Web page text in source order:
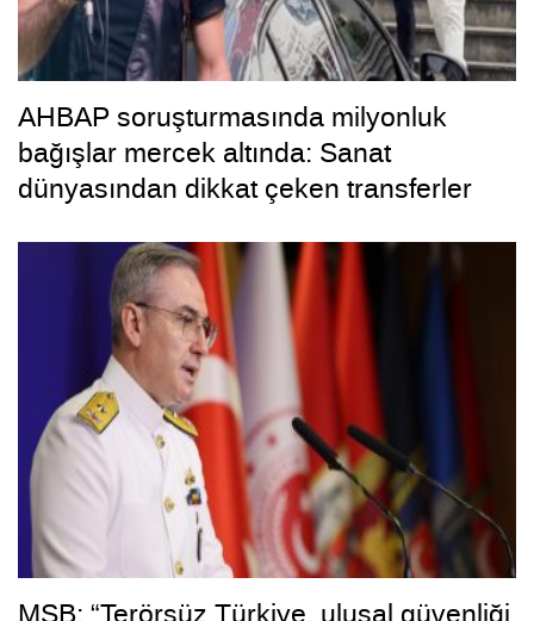
AHBAP soruşturmasında milyonluk
bağışlar mercek altında: Sanat
dünyasından dikkat çeken transferler
MSB: “Terörsüz Türkiye, ulusal güvenliği